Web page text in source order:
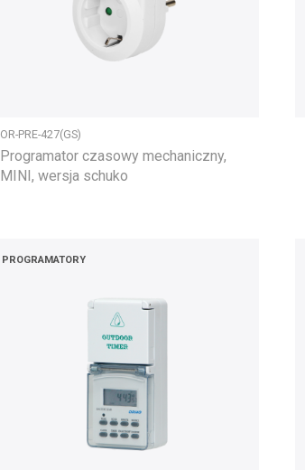
OR-PRE-427(GS)
Programator czasowy mechaniczny,
MINI, wersja schuko
PROGRAMATORY